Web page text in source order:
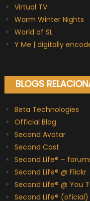
Virtual TV
Warm Winter Nights
World of SL
Y Me | digitally
BLOGS
Beta Technologies
Official Blog
Second Avatar
Second Cast
Second Life® –
Second Life® @ Flickr
Second Life® @ You
Second Life®